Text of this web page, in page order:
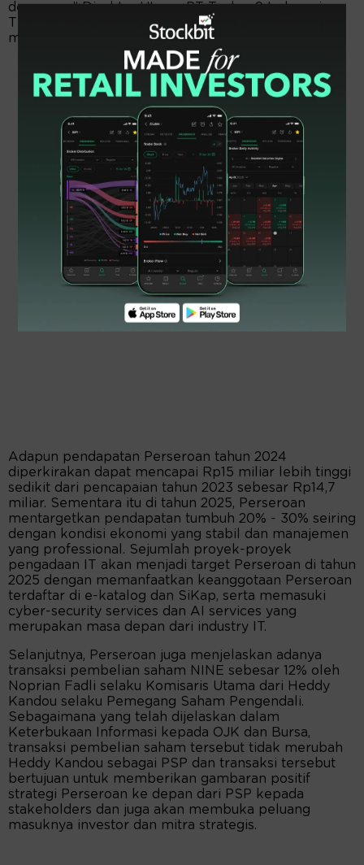
depannya,” Direktur Utama PT Techno9 Indonesia
Tbk (NINE) Nuzwan Gufron katanya dalam jumpa
media, Jumat (6/12/2024).
Adapun pendapatan Perseroan tahun 2024
diperkirakan dapat mencapai Rp15 miliar lebih tinggi
sedikit dari pencapaian tahun 2023 sebesar Rp14,7
miliar. Sementara itu di tahun 2025, Perseroan
mentargetkan pendapatan tumbuh 20% - 30% seiring
dengan kondisi ekonomi yang stabil dan manajemen
yang professional. Sejumlah proyek-proyek
pengadaan IT akan menjadi target Perseroan di tahun
2025 dengan memanfaatkan keanggotaan Perseroan
terdaftar di e-katalog dan SiKap, serta memasuki
cyber-security services dan AI services yang
merupakan masa depan dari industry IT.
Selanjutnya, Perseroan juga menjelaskan adanya
transaksi pembelian saham NINE sebesar 12% oleh
Noprian Fadli selaku Komisaris Utama dari Heddy
Kandou selaku Pemegang Saham Pengendali.
Sebagaimana yang telah dijelaskan dalam
Keterbukaan Informasi kepada OJK dan Bursa,
transaksi pembelian saham tersebut tidak merubah
Heddy Kandou sebagai PSP dan transaksi tersebut
bertujuan untuk memberikan gambaran positif
strategi Perseroan ke depan dari PSP kepada
stakeholders dan juga akan membuka peluang
masuknya investor dan mitra strategis.